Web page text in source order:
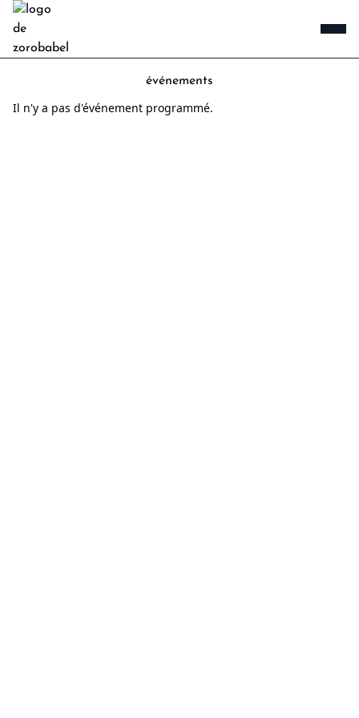
événements
Il n'y a pas d'événement programmé.